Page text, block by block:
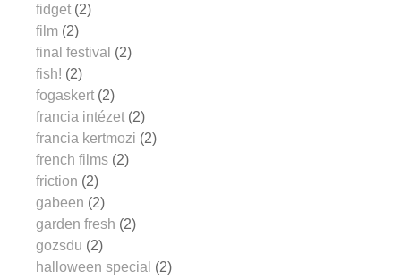
fidget (2)
film (2)
final festival (2)
fish! (2)
fogaskert (2)
francia intézet (2)
francia kertmozi (2)
french films (2)
friction (2)
gabeen (2)
garden fresh (2)
gozsdu (2)
halloween special (2)